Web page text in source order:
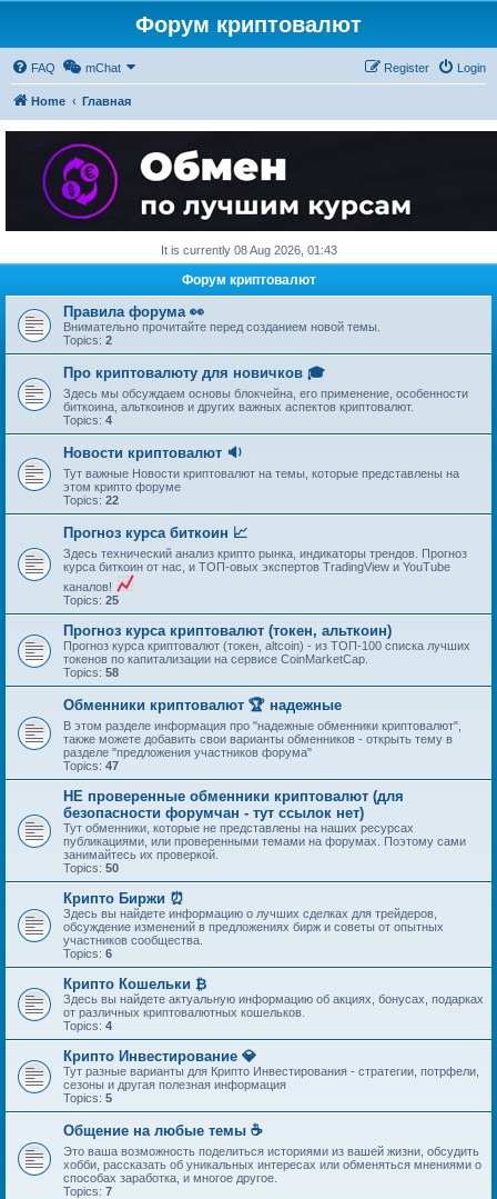
Форум криптовалют
FAQ mChat Login
Register
Home Главная
It is currently 08 Aug 2026, 01:43
Форум криптовалют
Правила форума 👀
Внимательно прочитайте перед созданием новой темы.
Topics: 2
Про криптовалюту для новичков 🎓
Здесь мы обсуждаем основы блокчейна, его применение, особенности
биткоина, альткоинов и других важных аспектов криптовалют.
Topics: 4
Новости криптовалют 🔉
Тут важные Новости криптовалют на темы, которые представлены на
этом крипто форуме
Topics: 22
Прогноз курса биткоин 📈
Здесь технический анализ крипто рынка, индикаторы трендов. Прогноз
курса биткоин от нас, и ТОП-овых экспертов TradingView и YouTube
каналов!
Topics: 25
Прогноз курса криптовалют (токен, альткоин)
Прогноз курса криптовалют (токен, altcoin) - из ТОП-100 списка лучших
токенов по капитализации на сервисе CoinMarketCap.
Topics: 58
Обменники криптовалют 🏆 надежные
В этом разделе информация про "надежные обменники криптовалют",
также можете добавить свои варианты обменников - открыть тему в
разделе "предложения участников форума"
Topics: 47
НЕ проверенные обменники криптовалют (для
безопасности форумчан - тут ссылок нет)
Тут обменники, которые не представлены на наших ресурсах
публикациями, или проверенными темами на форумах. Поэтому сами
занимайтесь их проверкой.
Topics: 50
Крипто Биржи ⏰
Здесь вы найдете информацию о лучших сделках для трейдеров,
обсуждение изменений в предложениях бирж и советы от опытных
участников сообщества.
Topics: 6
Крипто Кошельки ₿
Здесь вы найдете актуальную информацию об акциях, бонусах, подарках
от различных криптовалютных кошельков.
Topics: 4
Крипто Инвестирование 💎
Тут разные варианты для Крипто Инвестирования - стратегии, потрфели,
сезоны и другая полезная информация
Topics: 5
Общение на любые темы ☕
Это ваша возможность поделиться историями из вашей жизни, обсудить
хобби, рассказать об уникальных интересах или обменяться мнениями о
способах заработка, и многое другое.
Topics: 7